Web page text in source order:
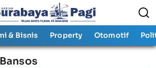
& Bisnis Property Otomotif